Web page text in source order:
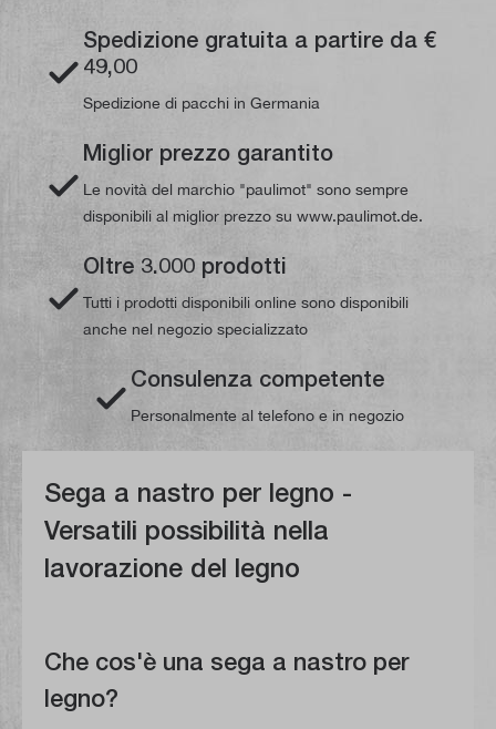
Spedizione gratuita a partire da €
49,00
Spedizione di pacchi in Germania
Miglior prezzo garantito
Le novità del marchio "paulimot" sono sempre
disponibili al miglior prezzo su www.paulimot.de.
Oltre 3.000 prodotti
Tutti i prodotti disponibili online sono disponibili
anche nel negozio specializzato
Consulenza competente
Personalmente al telefono e in negozio
Sega a nastro per legno -
Versatili possibilità nella
lavorazione del legno
Che cos'è una sega a nastro per
legno?